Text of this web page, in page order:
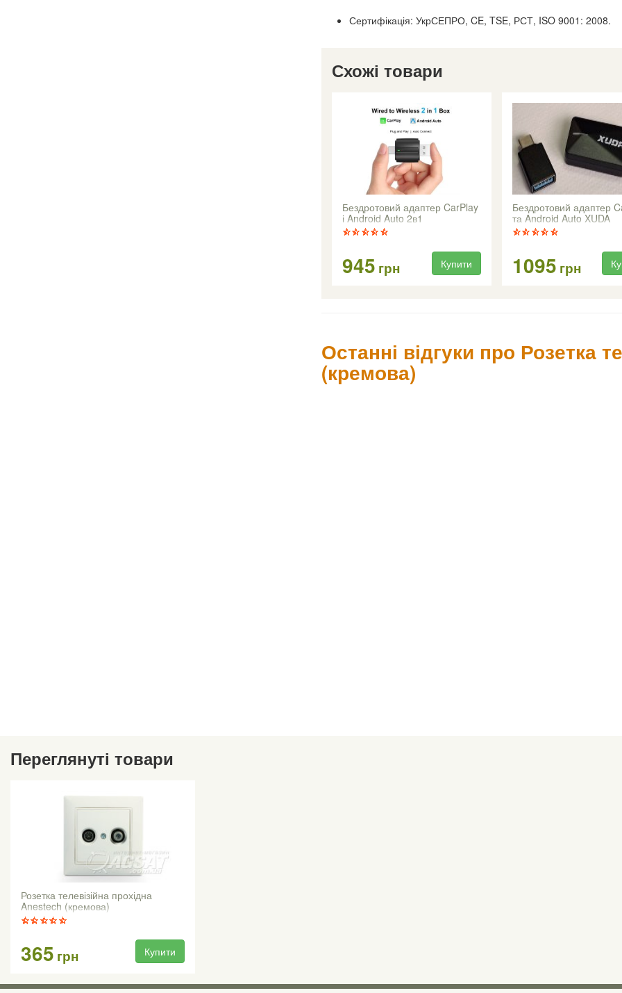
Сертифікація: УкрСЕПРО, CE, TSE, РСТ, ISO 9001: 2008.
Схожі товари
Бездротовий адаптер CarPlay
і Android Auto 2в1
945 грн Купити
Бездротовий адаптер
та Android Auto XUDA
1095 грн
Останні відгуки про Розетка
(кремова)
Переглянуті товари
Розетка телевізійна прохідна
Anestech (кремова)
365 грн Купити